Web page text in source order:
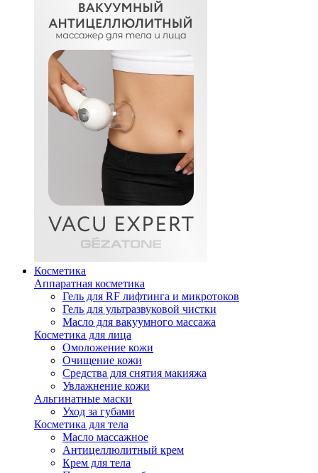
Косметика
Аппаратная косметика
Гель для RF лифтинга и микротоков
Гель для ультразвуковой чистки
Масло для вакуумного массажа
Косметика для лица
Омоложение кожи
Очищение кожи
Средства для снятия макияжа
Увлажнение кожи
Альгинатные маски
Уход за губами
Косметика для тела
Масло массажное
Антицеллюлитный крем
Крем для тела